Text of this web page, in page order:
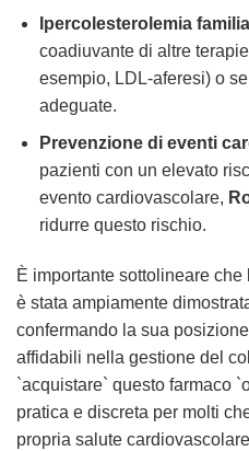
Ipercolesterolemia
coadiuvante di altre
esempio, LDL-aferesi) o
adeguate.
Prevenzione di eventi
pazienti con un elevato
evento cardiovascolare,
ridurre questo rischio.
È importante sottolineare che
è stata ampiamente
confermando la sua
affidabili nella gestione del
`acquistare` questo farmaco
pratica e discreta per molti
propria salute